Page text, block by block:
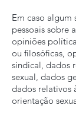
Em caso algum
pessoais sobre
opiniões
ou filosóficas,
sindical, dados
sexual, dados
dados relativos
orientação